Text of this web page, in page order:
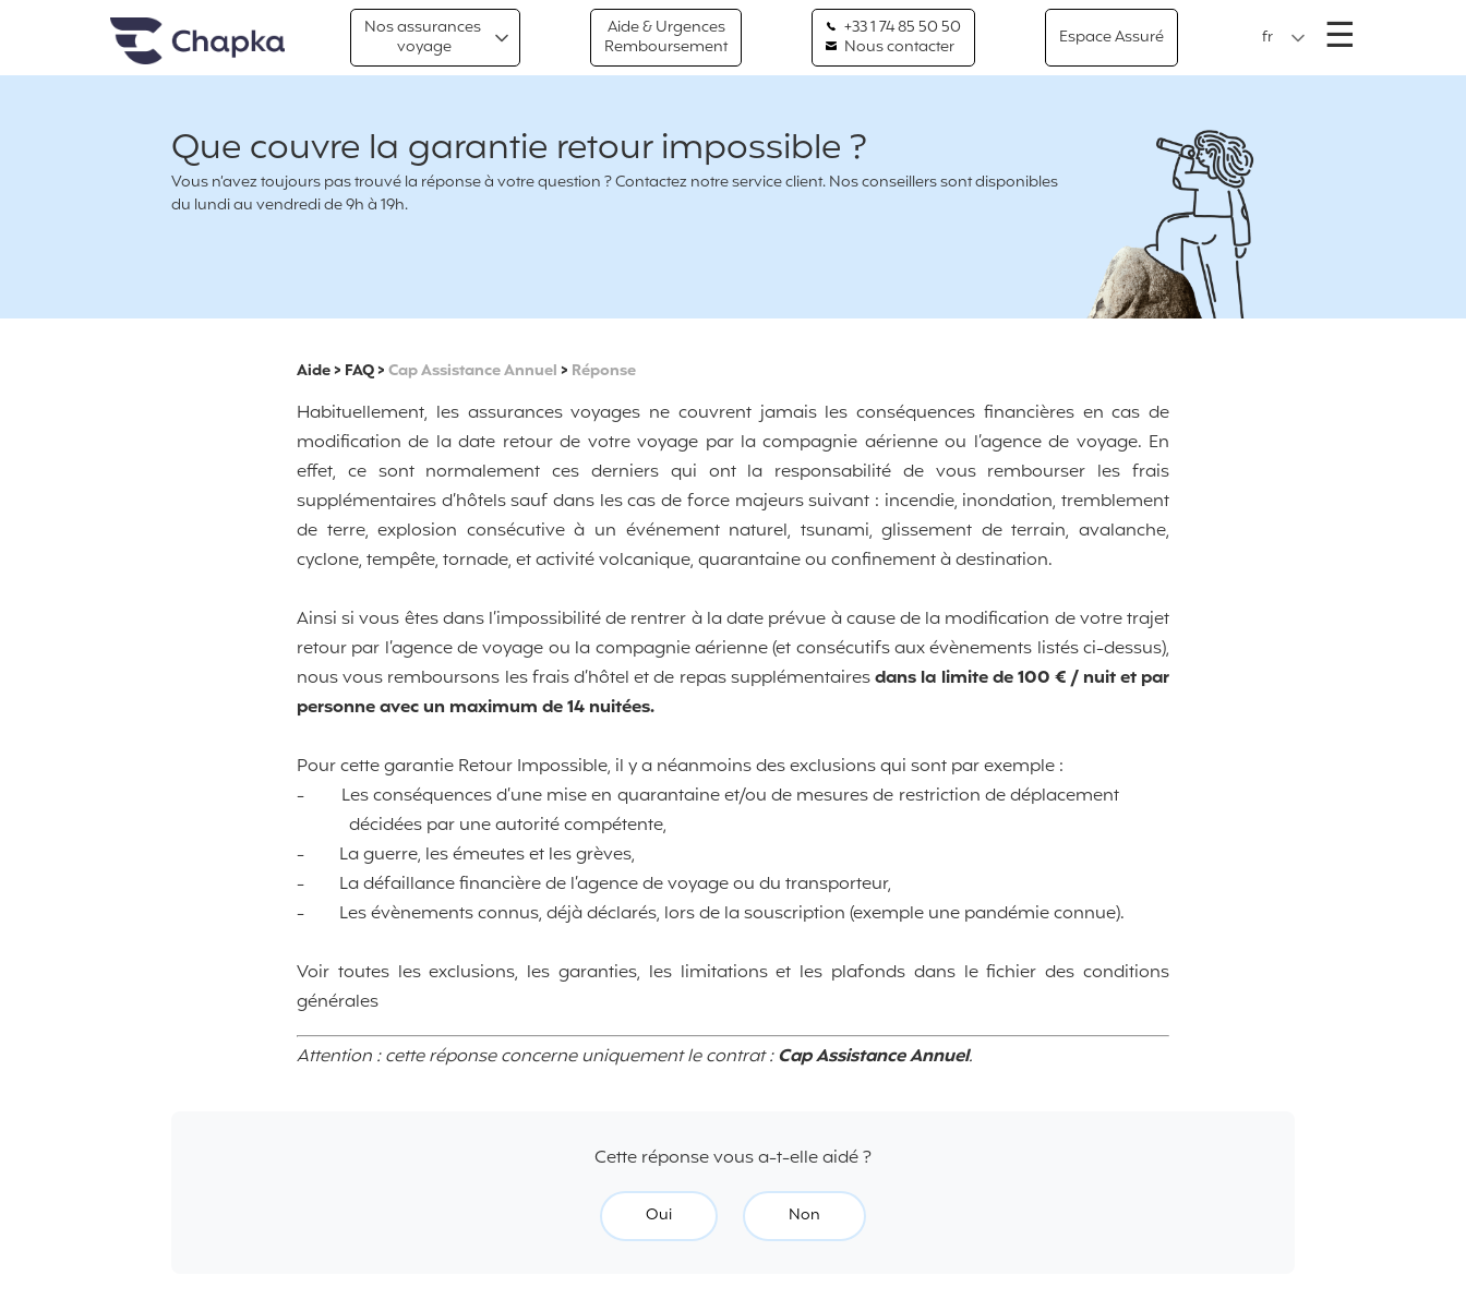
Chapka Assurances VoyagesNos assurances
voyage
Aide & Urgences
Remboursement
+33 1 74 85 50 50
Nous contacter
Espace Assuré fr ☰
Que couvre la garantie retour impossible ?
Vous n’avez toujours pas trouvé la réponse à votre question ? Contactez notre service client. Nos conseillers sont disponibles
du lundi au vendredi de 9h à 19h.
Aide> FAQ>Cap Assistance Annuel > Réponse
Habituellement, les assurances voyages ne couvrent jamais les conséquences financières en cas de
modification de la date retour de votre voyage par la compagnie aérienne ou l’agence de voyage. En
effet, ce sont normalement ces derniers qui ont la responsabilité de vous rembourser les frais
supplémentaires d’hôtels sauf dans les cas de force majeurs suivant : incendie, inondation, tremblement
de terre, explosion consécutive à un événement naturel, tsunami, glissement de terrain, avalanche,
cyclone, tempête, tornade, et activité volcanique, quarantaine ou confinement à destination.
Ainsi si vous êtes dans l’impossibilité de rentrer à la date prévue à cause de la modification de votre trajet
retour par l’agence de voyage ou la compagnie aérienne (et consécutifs aux évènements listés ci-dessus),
nous vous remboursons les frais d’hôtel et de repas supplémentairesdans la limite de 100 € / nuit et par
personne avec un maximum de 14 nuitées.
Pour cette garantie Retour Impossible, il y a néanmoins des exclusions qui sont par exemple :
- Les conséquences d’une mise en quarantaine et/ou de mesures de restriction de déplacement
décidées par une autorité compétente,
- La guerre, les émeutes et les grèves,
- La défaillance financière de l’agence de voyage ou du transporteur,
- Les évènements connus, déjà déclarés, lors de la souscription (exemple une pandémie connue).
Voir toutes les exclusions, les garanties, les limitations et les plafonds dans le fichier des conditions
générales
Attention : cette réponse concerne uniquement le contrat :Cap Assistance Annuel.
Cette réponse vous a-t-elle aidé ?
Oui Non